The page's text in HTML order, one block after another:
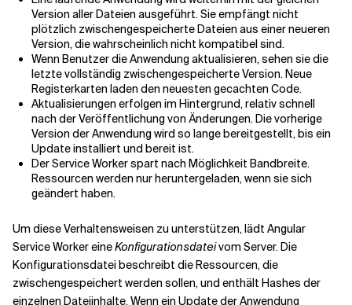
Version aller Dateien ausgeführt. Sie empfängt nicht
plötzlich zwischengespeicherte Dateien aus einer neueren
Version, die wahrscheinlich nicht kompatibel sind.
Wenn Benutzer die Anwendung aktualisieren, sehen sie die
letzte vollständig zwischengespeicherte Version. Neue
Registerkarten laden den neuesten gecachten Code.
Aktualisierungen erfolgen im Hintergrund, relativ schnell
nach der Veröffentlichung von Änderungen. Die vorherige
Version der Anwendung wird so lange bereitgestellt, bis ein
Update installiert und bereit ist.
Der Service Worker spart nach Möglichkeit Bandbreite.
Ressourcen werden nur heruntergeladen, wenn sie sich
geändert haben.
Um diese Verhaltensweisen zu unterstützen, lädt Angular
Service Worker eineKonfigurationsdateivom Server. Die
Konfigurationsdatei beschreibt die Ressourcen, die
zwischengespeichert werden sollen, und enthält Hashes der
einzelnen Dateiinhalte. Wenn ein Update der Anwendung